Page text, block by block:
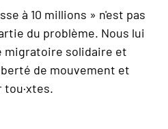
à 10 millions » n'est pas
du problème. Nous lui
migratoire solidaire et
de mouvement et
tou·xtes.